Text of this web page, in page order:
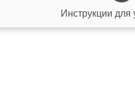
Инструкции для